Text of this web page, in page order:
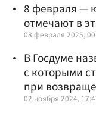
8 февраля —
отмечают в
08 февраля 2025,
В Госдуме
с которыми
при
02 ноября 2024,